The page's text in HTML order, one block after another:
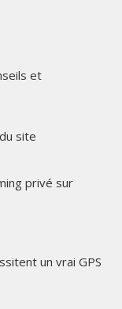
et
site
privé sur
un vrai GPS